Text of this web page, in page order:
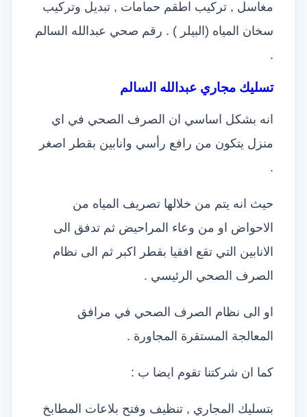
مغاسل , تركيب اطقم حمامات , تبديل وتركيب
سخان المياه (البيلر ) . رقم صحي عبدالله السالم
.
تسليك مجاري عبدالله السالم
انه بشكل اساسي ان الصرف الصحي في اي
منزل يتكون من رافع رأسي وانابين بقطر اصغر
.
حيث انه يتم من خلالها تصريف المياه من
الاحواض او من وعاء المراحيض ثم تدفق الى
الانابين التي تقع افقيا بقطر اكبر ثم الى نظام
الصرف الصحي الرئيسي .
او الى نظام الصرف الصحي في مرافق
المعالجة المستقرة المجاورة .
كما ان شركتنا تقوم ايضا ب :
بتسليك المجاري , تنظيف وفتح بلاعات المطابخ